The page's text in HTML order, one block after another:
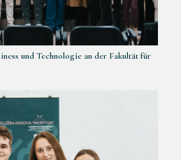
und Technologie an der Fakultät für